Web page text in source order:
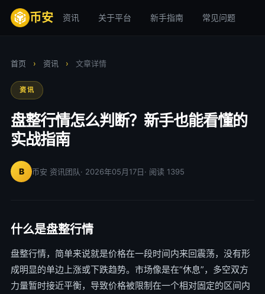
币安 资讯 关于平台 新手指南 常见问题
首页 › 资讯 › 文章详情
资讯
盘整行情怎么判断？新手也能看懂的
实战指南
B 币安 资讯团队· 2026年05月17日· 阅读 1395
什么是盘整行情
盘整行情，简单来说就是价格在一段时间内来回震荡，没有形
成明显的单边上涨或下跌趋势。市场像是在“休息”，多空双方
力量暂时接近平衡，导致价格被限制在一个相对固定的区间内